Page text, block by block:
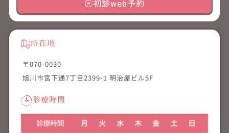
初診web予約
所在地
〒070-0030
旭川市宮下通7丁目2399-1 明治屋ビル5F
診療時間